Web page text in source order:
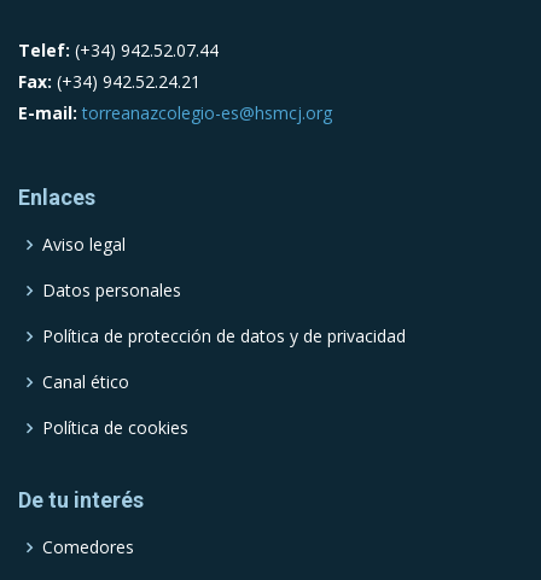
Telef: (+34) 942.52.07.44
Fax: (+34) 942.52.24.21
E-mail: torreanazcolegio-es@hsmcj.org
Enlaces
Aviso legal
Datos personales
Política de protección de datos y de privacidad
Canal ético
Política de cookies
De tu interés
Comedores